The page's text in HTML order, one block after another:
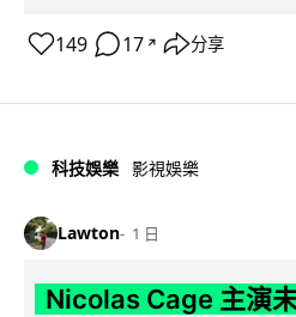
149 17 ↗ 分享
科技娛樂 影視娛樂
Lawton 1 日
Nicolas Cage 主演